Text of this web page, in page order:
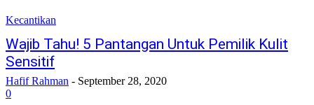
Kecantikan
Wajib Tahu! 5 Pantangan Untuk Pemilik Kulit
Sensitif
Hafif Rahman - September 28, 2020
0